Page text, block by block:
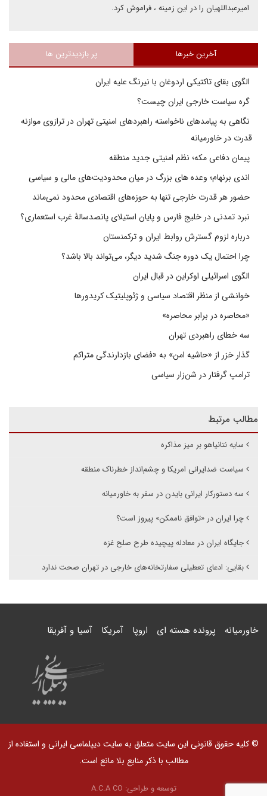
امیرعبداللهیان را در این زمینه ، فراموش کرد.
آخرین خبرها پر بازدیدترین ها
الگوی بقای تاکتیکی اردوغان با نیرنگ علیه ایران
گره سیاست خارجی ایران چیست؟
نگاهی به پیامدهای ناخواسته راهبردهای امنیتی تهران در ترازوی موازنه
قدرت در خاورمیانه
پیمان دفاعی مکه؛ نظم امنیتی جدید منطقه
اندی برنهام؛ وعده های بزرگ در میان محدودیت‌های مالی و سیاسی
حضور هر قدرت خارجی تنها به حوزه‌های اقتصادی محدود نمی‌ماند
نبرد تمدنی در خلیج فارس و پایان استیلای پانصدسالۀ غرب استعماری؟
درباره لزوم گسترش روابط ایران و ترکمنستان
چرا احتمال یک دوره جنگ شدید دیگر، می‌تواند بالا باشد؟
الگوی اسرائیلی اوکراین در قبال ایران
خوانشی از منظر اقتصاد سیاسی و ژئوپلیتیک کریدورها
«محاصره در برابر محاصره»
سه خطای راهبردی تهران
گذار خزر از «حاشیه امن» به «فضای بازدارندگی متراکم
ترامپ گرفتار در شن‌زار سیاسی
مطالب مرتبط
سایه نتانیاهو بر میز مذاکره
سیاست ضدایرانی امریکا و چشم‌انداز خطرناک منطقه
سه دستورکار ایرانی بایدن در سفر به خاورمیانه
چرا ایران در «توافق ناممکن» پیروز است؟
جایگاه ایران در معادله پیچیده طرح صلح غزه
بقایی: ادعای تعطیلی سفارتخانه‌های خارجی در تهران صحت ندارد
خاورمیانه پرونده هسته ای اروپا آمریکا آسیا و آفریقا
© کلیه حقوق قانونی این سایت متعلق به سایت دیپلماسی ایرانی و استفاده از
مطالب با ذکر منابع بلا مانع است.
توسعه و طراحی: A.C.A CO